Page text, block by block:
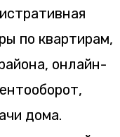
по квартирам,
онлайн-
дома.